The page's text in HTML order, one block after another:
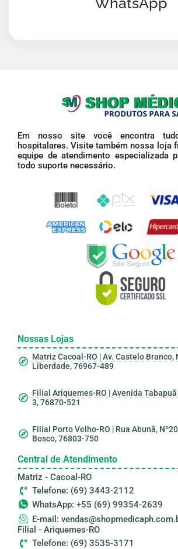
Em nosso site você encontra
hospitalares. Visite também nossa loja
equipe de atendimento especializada
todo suporte necessário.
Nossas Lojas
Matriz Cacoal-RO | Av. Castelo Branco,
Liberdade, 76967-489
Filial Ariquemes-RO | Avenida Tabapuã
3, 76870-521
Filial Porto Velho-RO | Rua Abunã,
Bosco, 76803-750
Central de Atendimento
Matriz - Cacoal-RO
Telefone: (69) 3443-2112
WhatsApp: +55 (69) 99354-2639
E-mail:
Filial - Ariquemes-RO
Telefone: (69) 3535-3171